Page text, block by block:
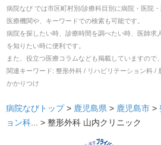
病院なび では市区町村別/診療科目別に病院・医院
医療機関や、キーワードでの検索も可能です。
病院を探したい時、診療時間を調べたい時、医師求
を知りたい時に便利です。
また、役立つ医療コラムなども掲載していますので
関連キーワード: 整形外科 / リハビリテーション科 /
かかりつけ
病院なびトップ > 鹿児島県 > 鹿児島市 >
ョン科... > 整形外科 山内クリニック